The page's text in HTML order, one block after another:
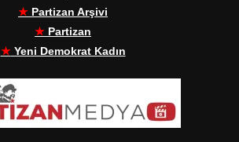
★ Partizan Arşivi
★ Partizan
★Yeni Demokrat Kadın